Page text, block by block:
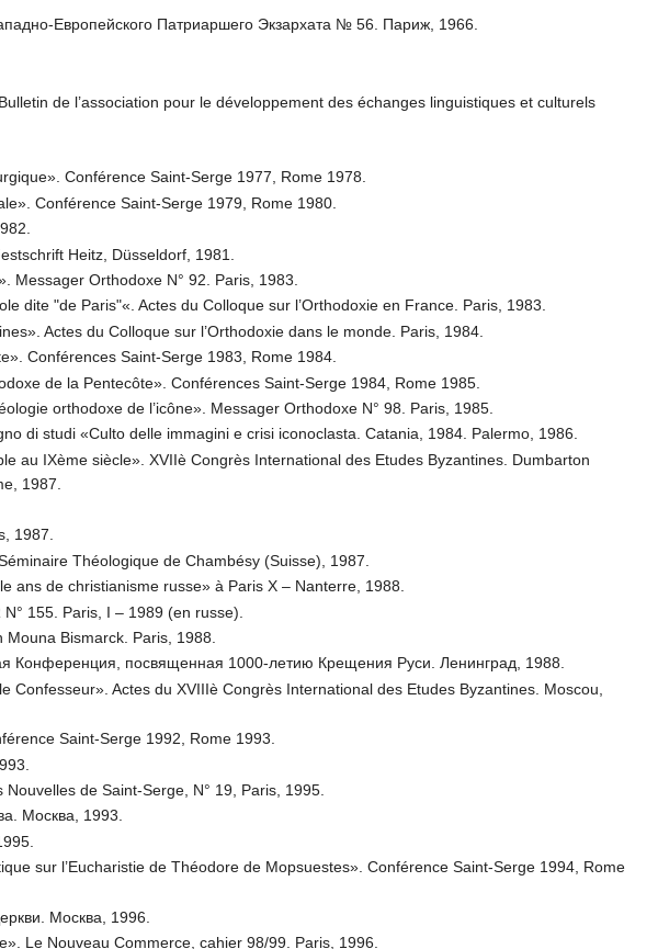
Европейского Патриаршего Экзархата № 56. Париж, 1966.
de l’association pour le développement des échanges linguistiques et culturels
Conférence Saint-Serge 1977, Rome 1978.
Conférence Saint-Serge 1979, Rome 1980.
Heitz, Düsseldorf, 1981.
Messager Orthodoxe N° 92. Paris, 1983.
dite "de Paris"«. Actes du Colloque sur l’Orthodoxie en France. Paris, 1983.
Actes du Colloque sur l’Orthodoxie dans le monde. Paris, 1984.
Conférences Saint-Serge 1983, Rome 1984.
de la Pentecôte». Conférences Saint-Serge 1984, Rome 1985.
orthodoxe de l’icône». Messager Orthodoxe N° 98. Paris, 1985.
di studi «Culto delle immagini e crisi iconoclasta. Catania, 1984. Palermo, 1986.
au IXème siècle». XVIIè Congrès International des Etudes Byzantines. Dumbarton
1987.
1987.
Théologique de Chambésy (Suisse), 1987.
ans de christianisme russe» à Paris X – Nanterre, 1988.
155. Paris, I – 1989 (en russe).
Mouna Bismarck. Paris, 1988.
Конференция, посвященная 1000-летию Крещения Руси. Ленинград, 1988.
Actes du XVIIIè Congrès International des Etudes Byzantines. Moscou,
Saint-Serge 1992, Rome 1993.
de Saint-Serge, N° 19, Paris, 1995.
Москва, 1993.
sur l’Eucharistie de Théodore de Mopsuestes». Conférence Saint-Serge 1994, Rome
Москва, 1996.
Le Nouveau Commerce, cahier 98/99. Paris, 1996.